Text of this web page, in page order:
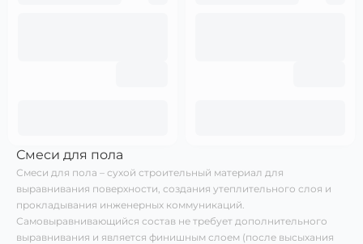
Смеси для пола
Смеси для пола – сухой строительный материал для
выравнивания поверхности, создания утеплительного слоя и
прокладывания инженерных коммуникаций.
Самовыравнивающийся состав не требует дополнительного
выравнивания и является финишным слоем (после высыхания